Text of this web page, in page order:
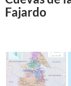
Fajardo